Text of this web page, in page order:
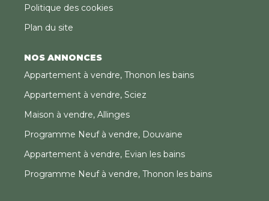
Politique des cookies
Plan du site
NOS ANNONCES
Appartement à vendre, Thonon les bains
Appartement à vendre, Sciez
Maison à vendre, Allinges
Programme Neuf à vendre, Douvaine
Appartement à vendre, Evian les bains
Programme Neuf à vendre, Thonon les bains